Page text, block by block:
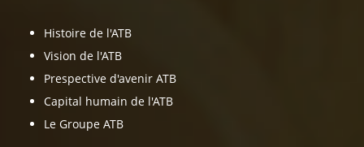
Histoire de l'ATB
Vision de l'ATB
Prespective d'avenir ATB
Capital humain de l'ATB
Le Groupe ATB